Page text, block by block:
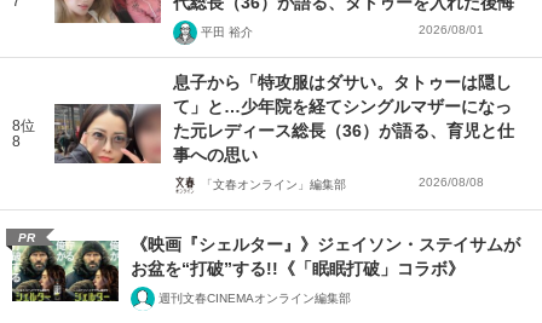
平田 裕介 2026/08/01
8位
8
息子から「特攻服はダサい。タトゥーは隠し
て」と…少年院を経てシングルマザーになっ
た元レディース総長（36）が語る、育児と仕
事への思い
「文春オンライン」編集部 2026/08/08
PR
《映画『シェルター』》ジェイソン・ステイサムが
お盆を“打破”する!!《「眠眠打破」コラボ》
週刊文春CINEMAオンライン編集部